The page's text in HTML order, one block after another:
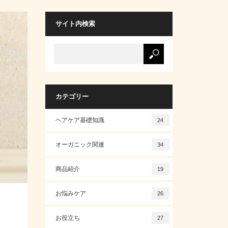
サイト内検索
カテゴリー
ヘアケア基礎知識 24
オーガニック関連 34
商品紹介 19
お悩みケア 26
お役立ち 27